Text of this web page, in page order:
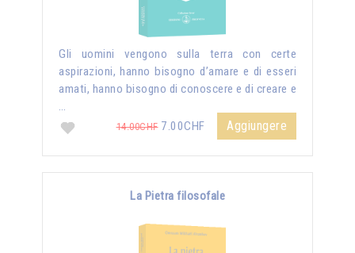
Gli uomini vengono sulla terra con certe
aspirazioni, hanno bisogno d’amare e di esseri
amati, hanno bisogno di conoscere e di creare e
…
14.00CHF7.00CHF Aggiungere
La Pietra filosofale